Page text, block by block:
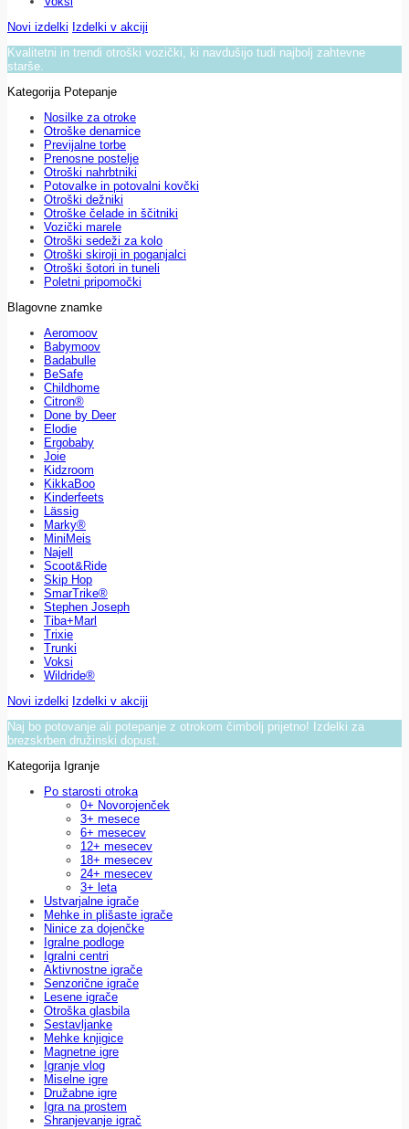
Novi izdelki Izdelki v akciji
Kvalitetni in trendi otroški vozički, ki navdušijo tudi najbolj zahtevne
starše.
Kategorija Potepanje
Nosilke za otroke
Otroške denarnice
Previjalne torbe
Prenosne postelje
Otroški nahrbtniki
Potovalke in potovalni kovčki
Otroški dežniki
Otroške čelade in ščitniki
Vozički marele
Otroški sedeži za kolo
Otroški skiroji in poganjalci
Otroški šotori in tuneli
Poletni pripomočki
Blagovne znamke
Aeromoov
Babymoov
Badabulle
BeSafe
Childhome
Citron®
Done by Deer
Elodie
Ergobaby
Joie
Kidzroom
KikkaBoo
Kinderfeets
Lässig
Marky®
MiniMeis
Najell
Scoot&Ride
Skip Hop
SmarTrike®
Stephen Joseph
Tiba+Marl
Trixie
Trunki
Voksi
Wildride®
Novi izdelki Izdelki v akciji
Naj bo potovanje ali potepanje z otrokom čimbolj prijetno! Izdelki za
brezskrben družinski dopust.
Kategorija Igranje
Po starosti otroka
0+ Novorojenček
3+ mesece
6+ mesecev
12+ mesecev
18+ mesecev
24+ mesecev
3+ leta
Ustvarjalne igrače
Mehke in plišaste igrače
Ninice za dojenčke
Igralne podloge
Igralni centri
Aktivnostne igrače
Senzorične igrače
Lesene igrače
Otroška glasbila
Sestavljanke
Mehke knjigice
Magnetne igre
Igranje vlog
Miselne igre
Družabne igre
Igra na prostem
Shranjevanje igrač